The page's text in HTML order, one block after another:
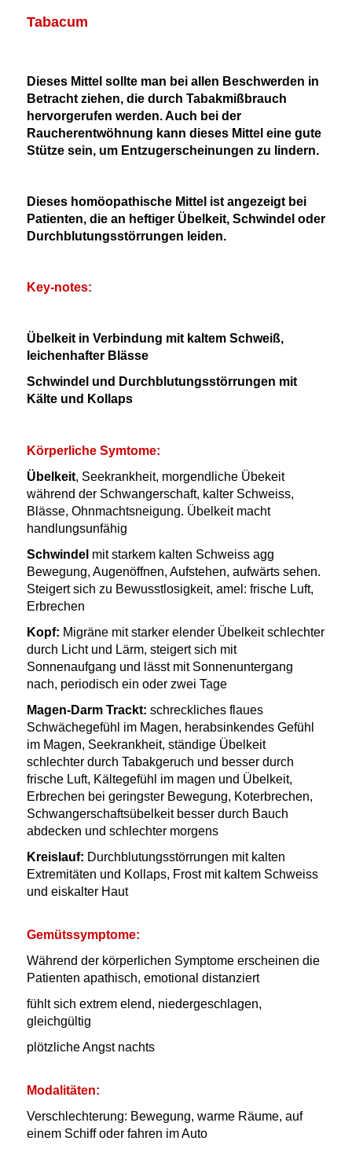
Tabacum
Dieses Mittel sollte man bei allen Beschwerden in
Betracht ziehen, die durch Tabakmißbrauch
hervorgerufen werden. Auch bei der
Raucherentwöhnung kann dieses Mittel eine gute
Stütze sein, um Entzugerscheinungen zu lindern.
Dieses homöopathische Mittel ist angezeigt bei
Patienten, die an heftiger Übelkeit, Schwindel oder
Durchblutungsstörrungen leiden.
Key-notes:
Übelkeit in Verbindung mit kaltem Schweiß,
leichenhafter Blässe
Schwindel und Durchblutungsstörrungen mit
Kälte und Kollaps
Körperliche Symtome:
Übelkeit, Seekrankheit, morgendliche Übekeit
während der Schwangerschaft, kalter Schweiss,
Blässe, Ohnmachtsneigung. Übelkeit macht
handlungsunfähig
Schwindel mit starkem kalten Schweiss agg
Bewegung, Augenöffnen, Aufstehen, aufwärts sehen.
Steigert sich zu Bewusstlosigkeit, amel: frische Luft,
Erbrechen
Kopf: Migräne mit starker elender Übelkeit schlechter
durch Licht und Lärm, steigert sich mit
Sonnenaufgang und lässt mit Sonnenuntergang
nach, periodisch ein oder zwei Tage
Magen-Darm Trackt: schreckliches flaues
Schwächegefühl im Magen, herabsinkendes Gefühl
im Magen, Seekrankheit, ständige Übelkeit
schlechter durch Tabakgeruch und besser durch
frische Luft, Kältegefühl im magen und Übelkeit,
Erbrechen bei geringster Bewegung, Koterbrechen,
Schwangerschaftsübelkeit besser durch Bauch
abdecken und schlechter morgens
Kreislauf: Durchblutungsstörrungen mit kalten
Extremitäten und Kollaps, Frost mit kaltem Schweiss
und eiskalter Haut
Gemütssymptome:
Während der körperlichen Symptome erscheinen die
Patienten apathisch, emotional distanziert
fühlt sich extrem elend, niedergeschlagen,
gleichgültig
plötzliche Angst nachts
Modalitäten:
Verschlechterung: Bewegung, warme Räume, auf
einem Schiff oder fahren im Auto